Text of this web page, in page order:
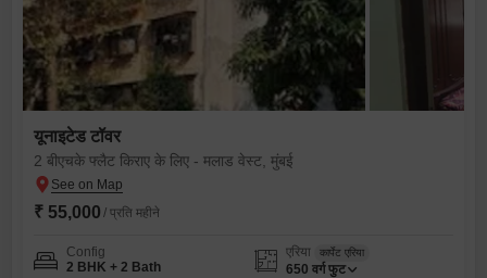
यूनाइटेड टॉवर
2 बीएचके फ्लैट किराए के लिए - मलाड वेस्ट, मुंबई
₹ 55,000 / प्रति महीने
Config
2 BHK + 2 Bath
एरिया कार्पेट एरिया
650 वर्ग फुट